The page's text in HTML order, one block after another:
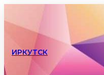
ИРКУТСК